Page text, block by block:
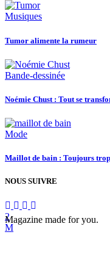
Musiques
Tumor alimente la rumeur
Bande-dessinée
Noémie Chust : Tout se
Mode
Maillot de bain : Toujours
NOUS SUIVRE
Magazine made for you.